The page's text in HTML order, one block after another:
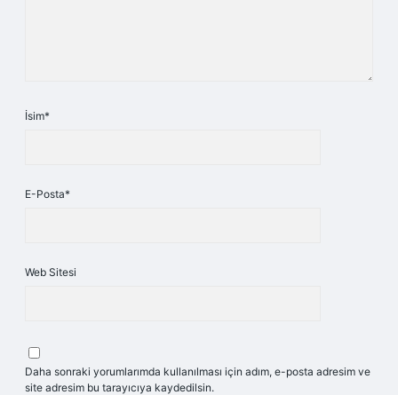
İsim*
E-Posta*
Web Sitesi
Daha sonraki yorumlarımda kullanılması için adım, e-posta adresim ve
site adresim bu tarayıcıya kaydedilsin.